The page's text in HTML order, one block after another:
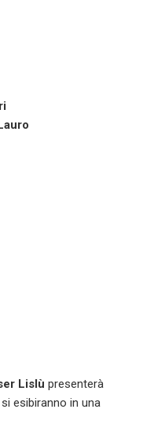
Lislù presenterà
esibiranno in una